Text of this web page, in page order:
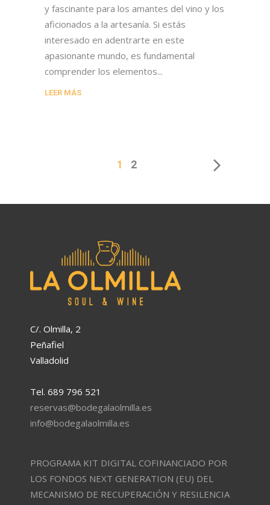
y fascinante para los amantes del vino y los
aficionados a la artesanía. Si estás
interesado en adentrarte en este
apasionante mundo, es fundamental
comprender los elementos
LEER MÁS
1 2
C/. Olmilla, 2
Peñafiel
Valladolid
Tel. 689 796 521
reservas@bodegalaolmilla.es
info@bodegalaolmilla.es
PROGRAMA KIT DIGITAL COFINANCIADO POR
LOS FONDOS NEXT GENERATION (EU) DEL
MECANISMO DE RECUPERACIÓN Y RESILENCIA